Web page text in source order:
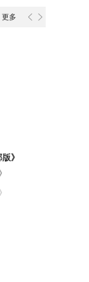
更多
》